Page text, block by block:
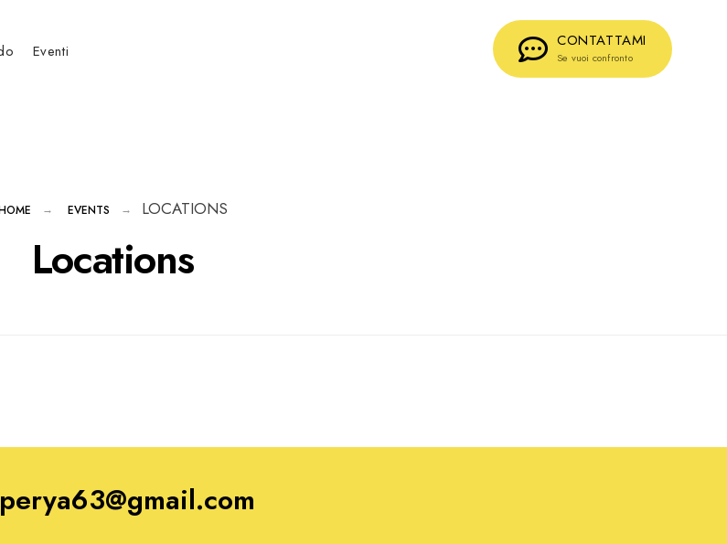
Eventi
CONTATTAMI
Se vuoi confronto
EVENTS LOCATIONS
Locations